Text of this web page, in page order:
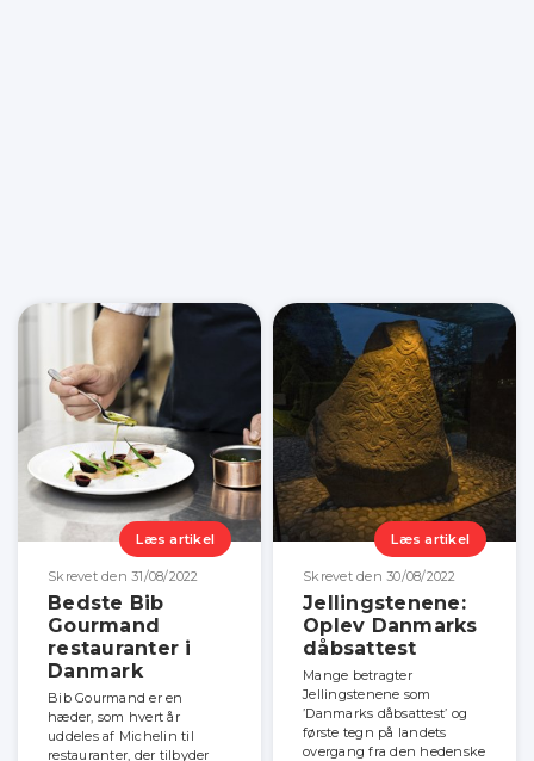
Læs artikel
Skrevet den 31/08/2022
Bedste Bib
Gourmand
restauranter i
Danmark
Bib Gourmand er en
hæder, som hvert år
uddeles af Michelin til
restauranter, der tilbyder
Læs artikel
Skrevet den 30/08/2022
Jellingstenene:
Oplev Danmarks
dåbsattest
Mange betragter
Jellingstenene som
’Danmarks dåbsattest’ og
første tegn på landets
overgang fra den hedenske